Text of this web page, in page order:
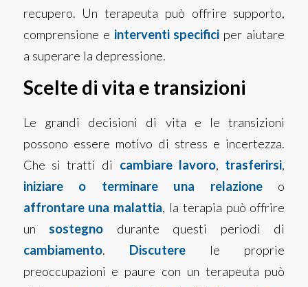
recupero. Un terapeuta può offrire supporto,
comprensione e interventi specifici per aiutare
a superare la depressione.
Scelte di vita e transizioni
Le grandi decisioni di vita e le transizioni
possono essere motivo di stress e incertezza.
Che si tratti di cambiare lavoro, trasferirsi,
iniziare o terminare una relazioneo
affrontare una malattia, la terapia può offrire
un sostegno durante questi periodi di
cambiamento. Discuterele proprie
preoccupazioni e paure con un terapeuta può